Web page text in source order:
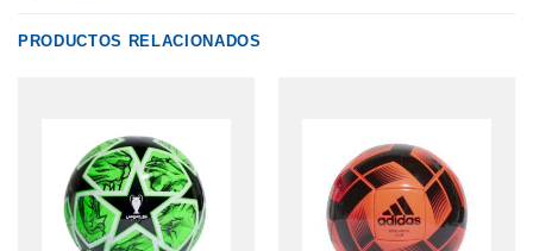
PRODUCTOS RELACIONADOS